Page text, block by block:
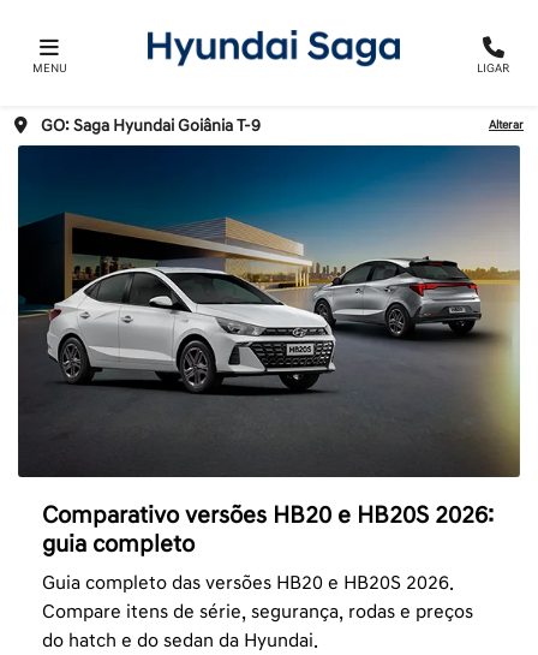
MENU LIGAR
GO: Saga Hyundai Goiânia T-9 Alterar
Comparativo versões HB20 e HB20S 2026:
guia completo
Guia completo das versões HB20 e HB20S 2026.
Compare itens de série, segurança, rodas e preços
do hatch e do sedan da Hyundai.